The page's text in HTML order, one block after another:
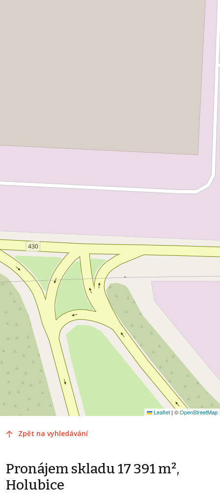
Leaflet | ©OpenStreetMap
Zpět na vyhledávání
Pronájem skladu 17 391 m²,
Holubice